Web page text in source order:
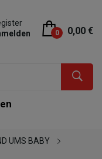
0 0,00 €
UMS BABY